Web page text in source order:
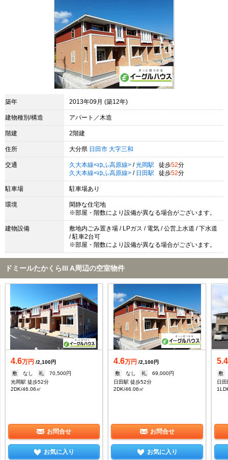
築年 2013年09月 (築12年)
建物種別/構造 アパート／木造
階建 2階建
住所 大分県 日田市 大字三和
交通 久大本線<ゆふ高原線> / 光岡駅 徒歩52分
久大本線<ゆふ高原線> / 日田駅 徒歩52分
駐車場 駐車場あり
環境
閑静な住宅地
※部屋・階数により設備が異なる場合がございます。
建物設備
敷地内ごみ置き場 / LPガス / 電気 / 公営上水道 / 下水道
/ 駐車2台可
※部屋・階数により設備が異なる場合がございます。
ドミールたかくらIII A周辺の空室物件
4.6万円 /2,100円
敷
なし 礼
70,500円
光岡駅 徒歩52分
2DK/46.06㎡
お問合せ
お気に入り
4.6万円 /2,100円
敷
なし 礼
69,000円
日田駅 徒歩52分
2DK/46.06㎡
お問合せ
お気に入り
5.4
敷
日